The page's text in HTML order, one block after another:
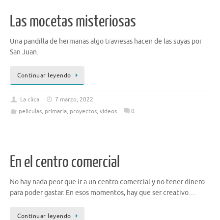
Las mocetas misteriosas
Una pandilla de hermanas algo traviesas hacen de las suyas por
San Juan.
Continuar leyendo
La clica
7 marzo, 2022
peliculas, primaria, proyectos, videos 0
En el centro comercial
No hay nada peor que ir a un centro comercial y no tener dinero
para poder gastar. En esos momentos, hay que ser creativo…
Continuar leyendo